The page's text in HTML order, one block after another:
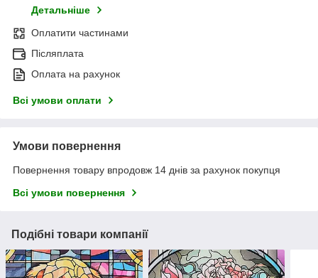
Детальніше
Оплатити частинами
Післяплата
Оплата на рахунок
Всі умови оплати
Умови повернення
Повернення товару впродовж 14 днів за рахунок покупця
Всі умови повернення
Подібні товари компанії